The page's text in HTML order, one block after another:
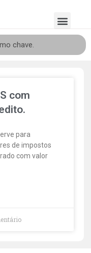
com
para
de impostos
com valor